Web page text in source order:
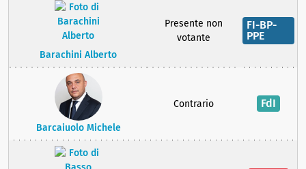
Barachini Alberto
Presente non
votante
FI-BP-
PPE
Barcaiuolo Michele
Contrario FdI